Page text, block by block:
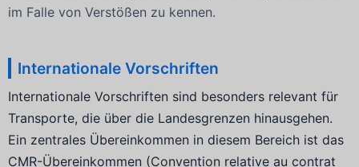
im Falle von Verstößen zu kennen.
Internationale Vorschriften
Internationale Vorschriften sind besonders relevant für
Transporte, die über die Landesgrenzen hinausgehen.
Ein zentrales Übereinkommen in diesem Bereich ist das
CMR-Übereinkommen (Convention relative au contrat